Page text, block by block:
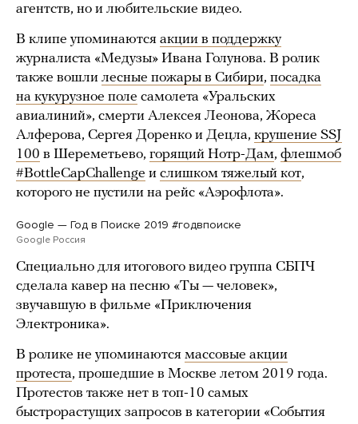
агентств, но и любительские видео.
В клипе упоминаются акции в поддержку
журналиста «Медузы» Ивана Голунова. В ролик
также вошли лесные пожары в Сибири, посадка
на кукурузное поле самолета «Уральских
авиалиний», смерти Алексея Леонова, Жореса
Алферова, Сергея Доренко и Децла, крушение SSJ
100 в Шереметьево, горящий Нотр-Дам, флешмоб
#BottleCapChallenge и слишком тяжелый кот,
которого не пустили на рейс «Аэрофлота».
Google — Год в Поиске 2019 #годвпоиске
Google Россия
Специально для итогового видео группа СБПЧ
сделала кавер на песню «Ты — человек»,
звучавшую в фильме «Приключения
Электроника».
В ролике не упоминаются массовые акции
протеста, прошедшие в Москве летом 2019 года.
Протестов также нет в топ-10 самых
быстрорастущих запросов в категории «События